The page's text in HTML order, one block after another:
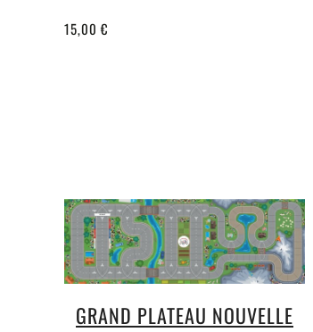
15,00 €
GRAND PLATEAU NOUVELLE